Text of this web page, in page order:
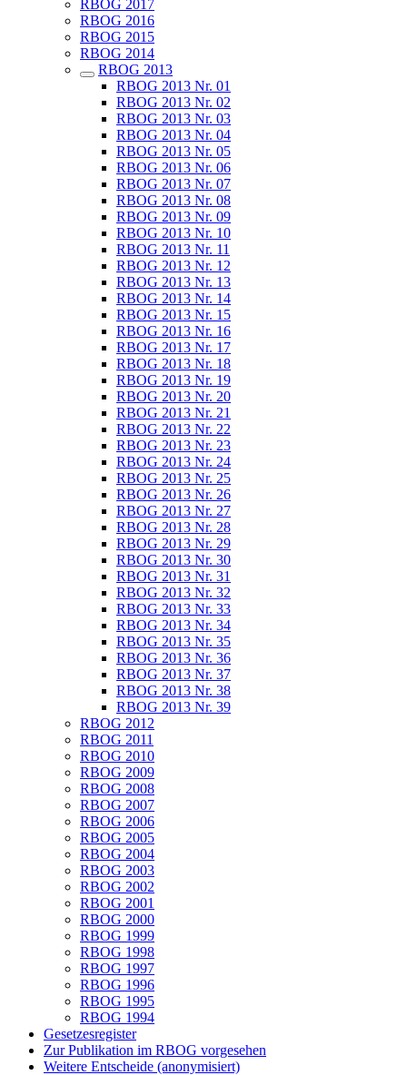
RBOG 2017
RBOG 2016
RBOG 2015
RBOG 2014
RBOG 2013
RBOG 2013 Nr. 01
RBOG 2013 Nr. 02
RBOG 2013 Nr. 03
RBOG 2013 Nr. 04
RBOG 2013 Nr. 05
RBOG 2013 Nr. 06
RBOG 2013 Nr. 07
RBOG 2013 Nr. 08
RBOG 2013 Nr. 09
RBOG 2013 Nr. 10
RBOG 2013 Nr. 11
RBOG 2013 Nr. 12
RBOG 2013 Nr. 13
RBOG 2013 Nr. 14
RBOG 2013 Nr. 15
RBOG 2013 Nr. 16
RBOG 2013 Nr. 17
RBOG 2013 Nr. 18
RBOG 2013 Nr. 19
RBOG 2013 Nr. 20
RBOG 2013 Nr. 21
RBOG 2013 Nr. 22
RBOG 2013 Nr. 23
RBOG 2013 Nr. 24
RBOG 2013 Nr. 25
RBOG 2013 Nr. 26
RBOG 2013 Nr. 27
RBOG 2013 Nr. 28
RBOG 2013 Nr. 29
RBOG 2013 Nr. 30
RBOG 2013 Nr. 31
RBOG 2013 Nr. 32
RBOG 2013 Nr. 33
RBOG 2013 Nr. 34
RBOG 2013 Nr. 35
RBOG 2013 Nr. 36
RBOG 2013 Nr. 37
RBOG 2013 Nr. 38
RBOG 2013 Nr. 39
RBOG 2012
RBOG 2011
RBOG 2010
RBOG 2009
RBOG 2008
RBOG 2007
RBOG 2006
RBOG 2005
RBOG 2004
RBOG 2003
RBOG 2002
RBOG 2001
RBOG 2000
RBOG 1999
RBOG 1998
RBOG 1997
RBOG 1996
RBOG 1995
RBOG 1994
Gesetzesregister
Zur Publikation im RBOG vorgesehen
Weitere Entscheide (anonymisiert)